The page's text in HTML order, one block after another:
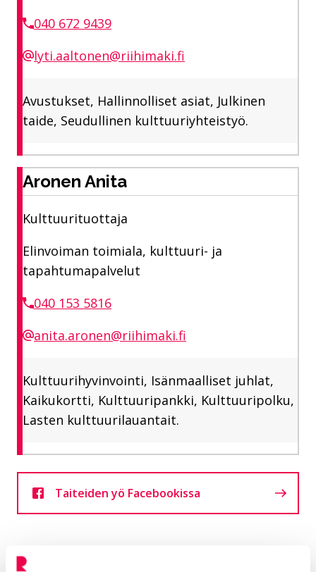
040 672 9439
lyti.aaltonen@riihimaki.fi
Avustukset, Hallinnolliset asiat, Julkinen
taide, Seudullinen kulttuuriyhteistyö.
Aronen Anita
Kulttuurituottaja
Elinvoiman toimiala, kulttuuri- ja
tapahtumapalvelut
040 153 5816
anita.aronen@riihimaki.fi
Kulttuurihyvinvointi, Isänmaalliset juhlat,
Kaikukortti, Kulttuuripankki, Kulttuuripolku,
Lasten kulttuurilauantait.
Taiteiden yö Facebookissa